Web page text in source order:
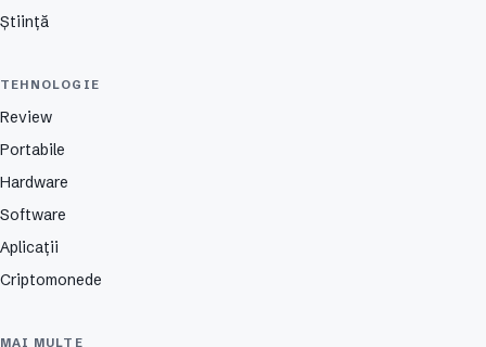
Știință
TEHNOLOGIE
Review
Portabile
Hardware
Software
Aplicații
Criptomonede
MAI MULTE